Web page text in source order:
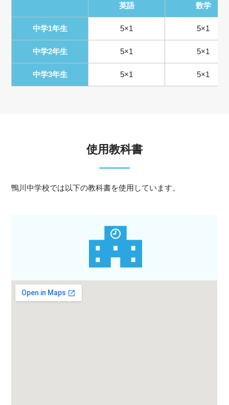
英語 数学
中学1年生 5×1 5×1
中学2年生 5×1 5×1
中学3年生 5×1 5×1
使用教科書
鴨川中学校では以下の教科書を使用しています。